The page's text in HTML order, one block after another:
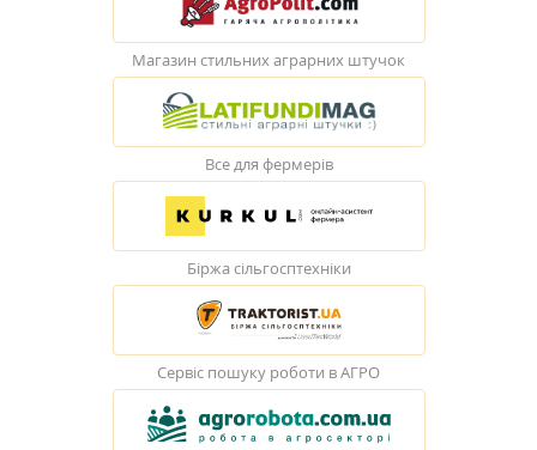
Магазин стильних аграрних штучок
Все для фермерів
Біржа сільгосптехніки
Сервіс пошуку роботи в АГРО